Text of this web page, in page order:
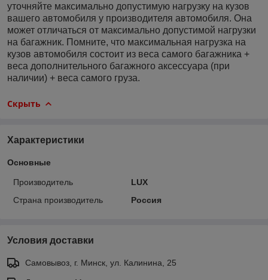
уточняйте максимально допустимую нагрузку на кузов
вашего автомобиля у производителя автомобиля. Она
может отличаться от максимально допустимой нагрузки
на багажник. Помните, что максимальная нагрузка на
кузов автомобиля состоит из веса самого багажника +
веса дополнительного багажного аксессуара (при
наличии) + веса самого груза.
Скрыть
Характеристики
Основные
Производитель
LUX
Страна производитель
Россия
Условия доставки
Самовывоз, г. Минск, ул. Калинина, 25